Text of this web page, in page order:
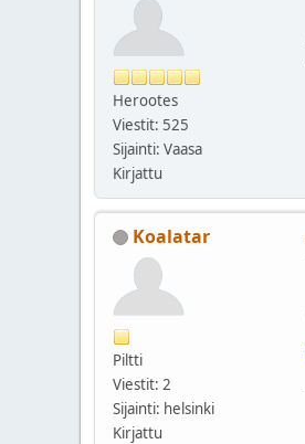
Herootes
Viestit: 525
Sijainti: Vaasa
Kirjattu
Koalatar
Piltti
Viestit: 2
Sijainti: helsinki
Kirjattu